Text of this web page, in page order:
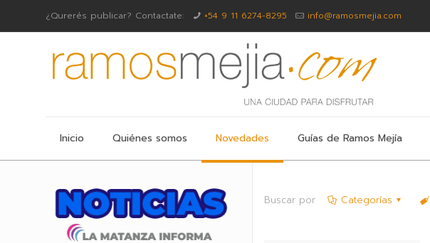
¿Qurerés publicar? Contactate: +54 9 11 6274-8295 info@ramosmejia.com
Inicio Quiénes somos Novedades Guías de Ramos Mejía
Buscar por Categorías